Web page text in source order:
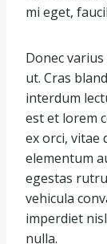
mi eget,
Donec
ut. Cras
interdum
est et lorem
ex orci, vitae
elementum
egestas
vehicula
imperdiet
nulla.